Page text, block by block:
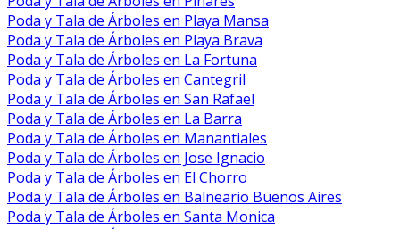
Poda y Tala de Árboles en Playa Mansa
Poda y Tala de Árboles en Playa Brava
Poda y Tala de Árboles en La Fortuna
Poda y Tala de Árboles en Cantegril
Poda y Tala de Árboles en San Rafael
Poda y Tala de Árboles en La Barra
Poda y Tala de Árboles en Manantiales
Poda y Tala de Árboles en Jose Ignacio
Poda y Tala de Árboles en El Chorro
Poda y Tala de Árboles en Balneario Buenos Aires
Poda y Tala de Árboles en Santa Monica